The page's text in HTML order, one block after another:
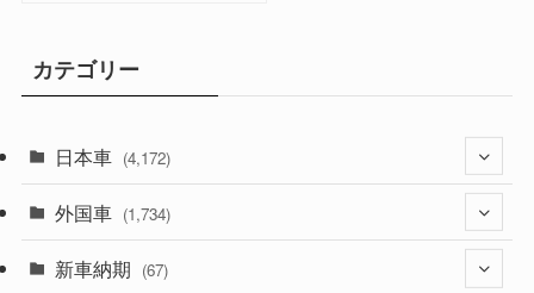
カテゴリー
日本車 (4,172)
(1,321)
(329)
外国車 (1,734)
新車納期 (67)